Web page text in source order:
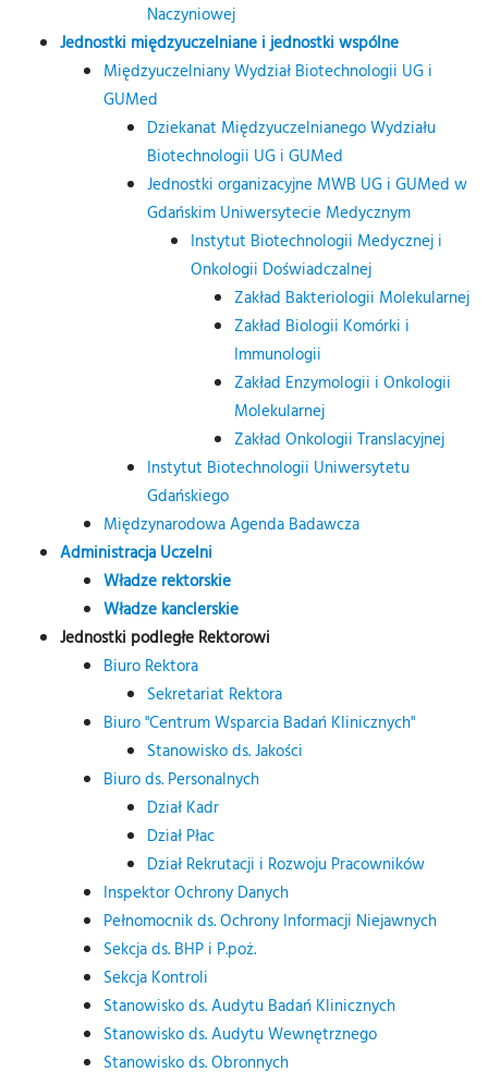
Naczyniowej
Jednostki międzyuczelniane i jednostki wspólne
Międzyuczelniany Wydział Biotechnologii UG i
GUMed
Dziekanat Międzyuczelnianego Wydziału
Biotechnologii UG i GUMed
Jednostki organizacyjne MWB UG i GUMed w
Gdańskim Uniwersytecie Medycznym
Instytut Biotechnologii Medycznej i
Onkologii Doświadczalnej
Zakład Bakteriologii Molekularnej
Zakład Biologii Komórki i
Immunologii
Zakład Enzymologii i Onkologii
Molekularnej
Zakład Onkologii Translacyjnej
Instytut Biotechnologii Uniwersytetu
Gdańskiego
Międzynarodowa Agenda Badawcza
Administracja Uczelni
Władze rektorskie
Władze kanclerskie
Jednostki podległe Rektorowi
Biuro Rektora
Sekretariat Rektora
Biuro "Centrum Wsparcia Badań Klinicznych"
Stanowisko ds. Jakości
Biuro ds. Personalnych
Dział Kadr
Dział Płac
Dział Rekrutacji i Rozwoju Pracowników
Inspektor Ochrony Danych
Pełnomocnik ds. Ochrony Informacji Niejawnych
Sekcja ds. BHP i P.poż.
Sekcja Kontroli
Stanowisko ds. Audytu Badań Klinicznych
Stanowisko ds. Audytu Wewnętrznego
Stanowisko ds. Obronnych